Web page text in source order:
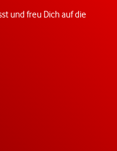
und freu Dich auf die